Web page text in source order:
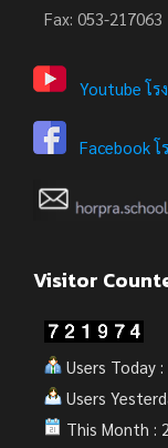
Fax: 053-217063
Youtube โร
Facebook โ
Visitor
Users Today :
Users
This Month :